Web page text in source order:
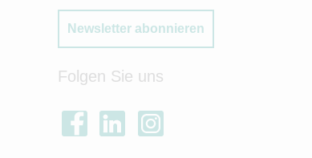
Newsletter abonnieren
Folgen Sie uns